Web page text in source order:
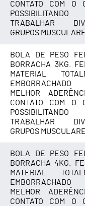
CONTATO COM O
POSSIBILITANDO
TRABALHAR
GRUPOS
BOLA DE PESO
BORRACHA 3KG.
MATERIAL
MELHOR
CONTATO COM O
POSSIBILITANDO
TRABALHAR
GRUPOS
BOLA DE PESO
BORRACHA 4KG.
MATERIAL
MELHOR
CONTATO COM O